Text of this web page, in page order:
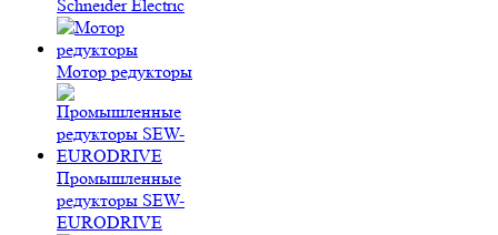
Schneider Electric
Мотор редукторы
Промышленные
редукторы SEW-
EURODRIVE